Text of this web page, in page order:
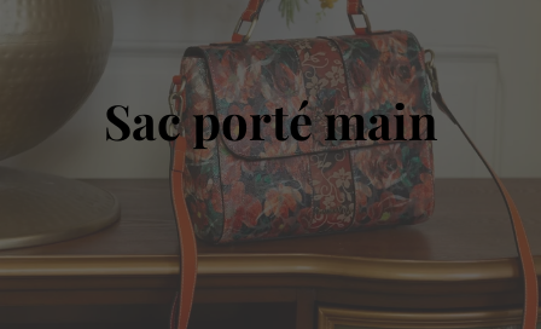
Sac porté main